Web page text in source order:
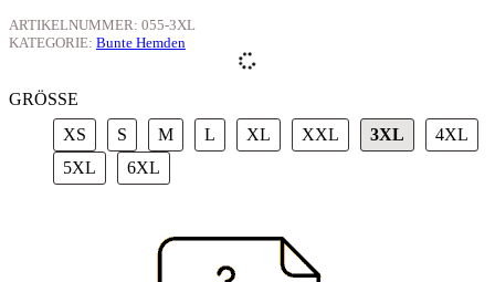
ARTIKELNUMMER: 055-3XL
KATEGORIE: Bunte Hemden
GRÖSSE
XS
S MM L XL XXL XXL3XL 3XL4XL
5XL 5XL6XL